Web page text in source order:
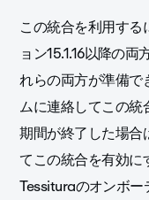
この統合を利用す
ョン15.1.16以降の
れらの両方が準備
ムに連絡してこの
期間が終了した場合
てこの統合を有効
Tessituraのオンボ